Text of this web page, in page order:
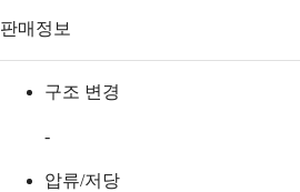
판매정보
구조 변경
-
압류/저당